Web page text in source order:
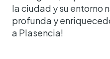
la ciudad y su entorno
profunda y
a Plasencia!